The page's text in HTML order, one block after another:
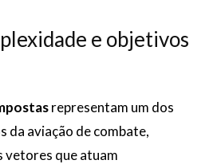
e objetivos
representam um dos
da aviação de combate,
vetores que atuam